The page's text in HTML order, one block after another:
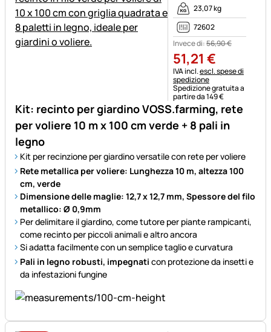
Kit: recinto per giardino VOSS.farming, rete
per voliere 10 m x 100 cm verde + 8 pali in
legno
Kit per recinzione per giardino versatile con rete per voliere
Rete metallica per voliere: Lunghezza 10 m, altezza 100
cm, verde
Dimensione delle maglie: 12,7 x 12,7 mm, Spessore del filo
metallico: Ø 0,9mm
Per delimitare il giardino, come tutore per piante rampicanti,
come recinto per piccoli animali e altro ancora
Si adatta facilmente con un semplice taglio e curvatura
Pali in legno robusti, impegnati con protezione da insetti e
da infestazioni fungine
23,07 kg
72602
Invece di:56,90€
51,21 €
Informazioni fiscali:
IVA incl.escl. spese di
spedizione
Spedizione gratuita a
partire da 149 €